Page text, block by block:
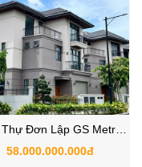
Đơn Lập GS Metro
- Zeitgeist Nhà Bè Góc 3
58.000.000.000đ